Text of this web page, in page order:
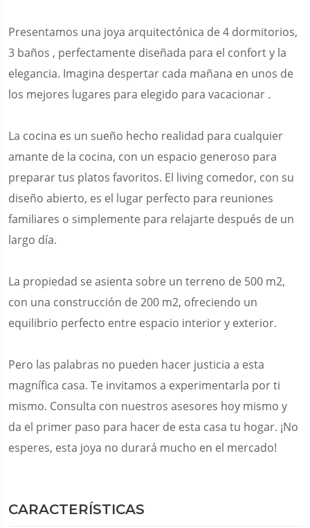
Presentamos una joya arquitectónica de 4 dormitorios,
3 baños , perfectamente diseñada para el confort y la
elegancia. Imagina despertar cada mañana en unos de
los mejores lugares para elegido para vacacionar .
La cocina es un sueño hecho realidad para cualquier
amante de la cocina, con un espacio generoso para
preparar tus platos favoritos. El living comedor, con su
diseño abierto, es el lugar perfecto para reuniones
familiares o simplemente para relajarte después de un
largo día.
La propiedad se asienta sobre un terreno de 500 m2,
con una construcción de 200 m2, ofreciendo un
equilibrio perfecto entre espacio interior y exterior.
Pero las palabras no pueden hacer justicia a esta
magnífica casa. Te invitamos a experimentarla por ti
mismo. Consulta con nuestros asesores hoy mismo y
da el primer paso para hacer de esta casa tu hogar. ¡No
esperes, esta joya no durará mucho en el mercado!
CARACTERÍSTICAS